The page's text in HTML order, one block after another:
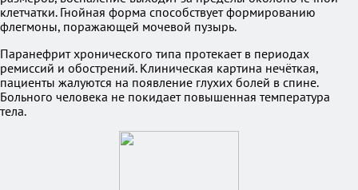
клетчатки. Гнойная форма способствует формированию
флегмоны, поражающей мочевой пузырь.
Паранефрит хронического типа протекает в периодах
ремиссий и обострений. Клиническая картина нечёткая,
пациенты жалуются на появление глухих болей в спине.
Больного человека не покидает повышенная температура
тела.